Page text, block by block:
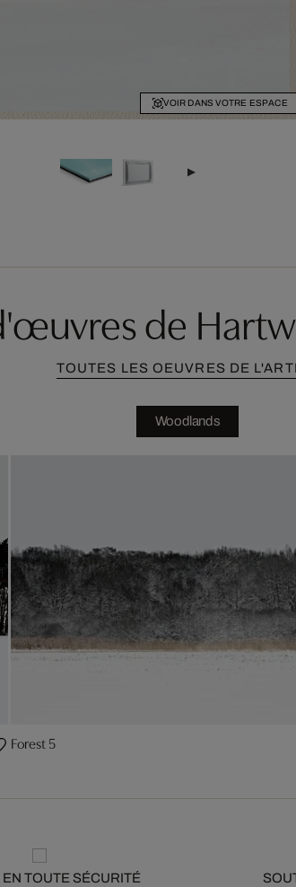
VOIR DANS VOTRE ESPACE
de
TOUTES LES OEUVRES DE
Woodlands
Forest 5
TOUTE SÉCURITÉ